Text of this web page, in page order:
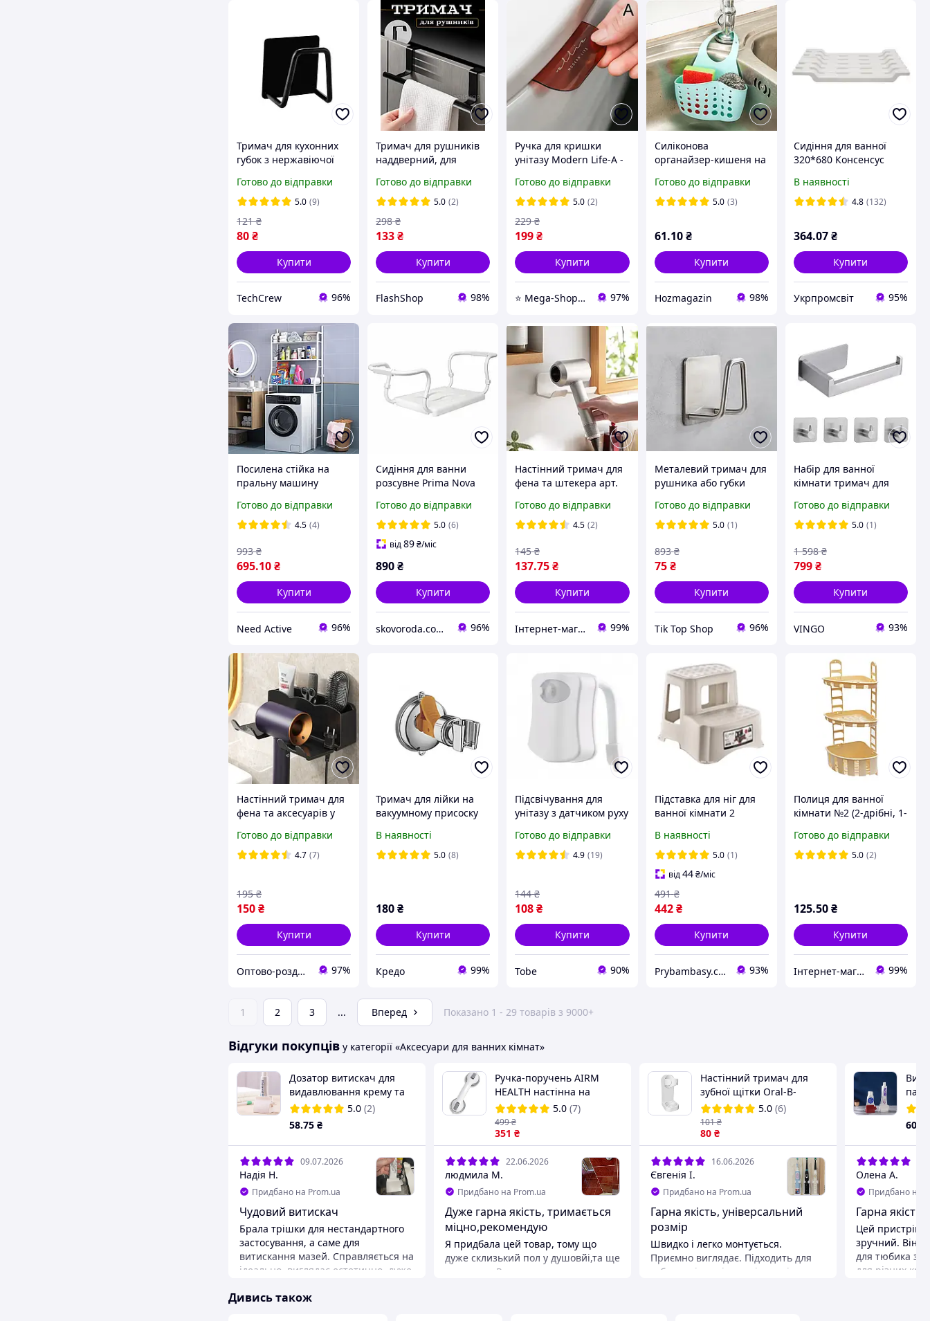
Тримач для кухонних
губок з нержавіючої
Чорний
Готово до відправки
5.0 (9)
80₴
121 ₴
Купити
TechCrew 96%
Тримач для рушників
наддверний, для
(чорний)
Готово до відправки
5.0 (2)
133₴
298 ₴
Купити
FlashShop 98%
Ручка для кришки
унітазу Modern Life-A -
тримач, аксесуар для
туалету
Готово до відправки
5.0 (2)
199₴
229 ₴
Купити
⭐️ Mega-ShopUA.com.ua 97%
Силіконова
органайзер-кишеня на
мочалки маленька 13*4
см
Готово до відправки
5.0 (3)
61.10 ₴
Купити
Hozmagazin 98%
Сидіння для ванної
320*680 Консенсус
В наявності
4.8 (132)
364.07₴
Купити
Укрпромсвіт 95%
Посилена стійка на
пральну машину
Machine Rack, ширина
65 см.
Готово до відправки
4.5 (4)
695.10₴
993 ₴
Купити
Need Active 96%
Сидіння для ванни
розсувне Prima Nova
сталеве біле до 150 кг
Готово до відправки
5.0 (6)
від89₴/міс
890₴
Купити
skovoroda.com.ua – все для кухні та дому 96%
Настінний тримач для
фена та штекера арт.
Готово до відправки
4.5 (2)
137.75₴
145 ₴
Купити
Інтернет-магазин "Magnit" 99%
Металевий тримач для
рушника або губки
см. Гачок із нержавійки
для ванної
Готово до відправки
5.0 (1)
75 ₴
893 ₴
Купити
Tik Top Shop 96%
Набір для ванної
кімнати тримач для
настінний металевий і
4 гачки, комплект
Готово до відправки
5.0 (1)
799₴
1 598 ₴
Купити
VINGO 93%
Настінний тримач для
фена та аксесуарів у
0001) Black
Готово до відправки
4.7 (7)
150₴
195 ₴
Купити
Оптово-роздрібний інтернет-магазин "NicePrice" 97%
Тримач для лійки на
вакуумному присоску
В наявності
5.0 (8)
180₴
Купити
Кредо 99%
Підсвічування для
унітазу з датчиком руху
цена
Готово до відправки
4.9 (19)
108₴
144 ₴
Купити
Tobe 90%
Підставка для ніг для
ванної кімнати 2
білий ELIF
В наявності
5.0 (1)
від44 ₴/міс
442 ₴
491 ₴
Купити
Prybambasy.com.ua - магазин товарів для дому 93%
Полиця для ванної
кімнати №2 (2-дрібні, 1-
(Юніпласт)
Готово до відправки
5.0 (2)
125.50₴
Купити
Інтернет-магазин Хозторг Харків - товари для дому, саду та городу оптом 99%
1 2 3 ... Вперед Показано 1 - 29 товарів з 9000+
Відгуки покупців у категорії «Аксесуари для ванних кімнат»
Дозатор витискач для
видавлювання крему та
зубної пасти Білий
5.0 (2)
58.75 ₴
09.07.2026
Надія Н.
Придбано на Prom.ua
Чудовий витискач
Брала трішки для нестандартного
застосування, а саме для
витискання мазей. Справляється на
ідеально, виглядає естетично, дуже
Переваги
Ручка-поручень AIRM
HEALTH настінна на
вакуумних присосках для
ванної та душу
5.0 (7)
351 ₴
499₴
22.06.2026
людмила М.
Придбано на Prom.ua
Дуже гарна якість, тримається
міцно,рекомендую
Я придбала цей товар, тому що
дуже склизький пол у душовйі,та ще
ступенька.Ручка допомогла
Настінний тримач для
зубної щітки Oral-B-
зручна підставка та
кріплення
5.0 (6)
80 ₴
101₴
16.06.2026
Євгенія І.
Придбано на Prom.ua
Гарна якість, універсальний
розмір
Швидко і легко монтується.
Приємно виглядає. Підходить для
зубних щіток різних діаметрів.
AND
60
Олена А.
Придбано на
Гарна якість
Цей пристрій- видавальник, дуже
зручний. Він
для тюбика з
для різних
Дивись також